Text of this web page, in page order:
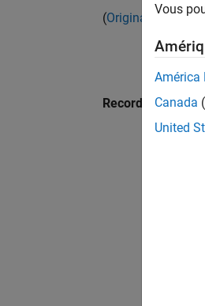
(Originally posted
Recorded: 6 Nov
Vous
América
Canada
United